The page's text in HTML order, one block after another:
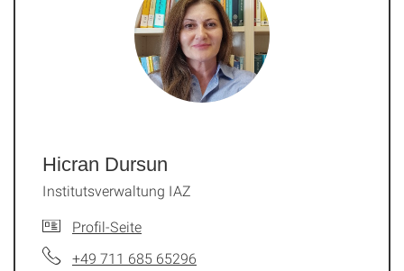
Hicran Dursun
Institutsverwaltung IAZ
Profil-Seite
+49 711 685 65296